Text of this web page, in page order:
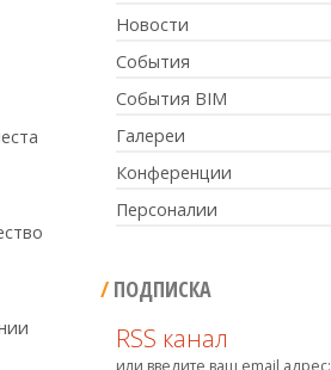
Новости
События
События BIM
Галереи
Конференции
Персоналии
ПОДПИСКА
RSS канал
или введите ваш email адрес: